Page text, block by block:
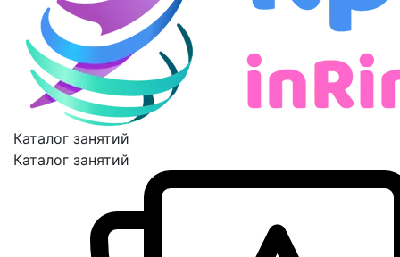
Каталог занятий
Каталог занятий